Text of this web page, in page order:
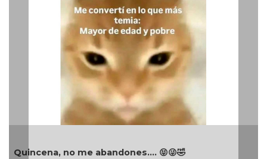
Quincena, no me abandones.... 😝😜🤣